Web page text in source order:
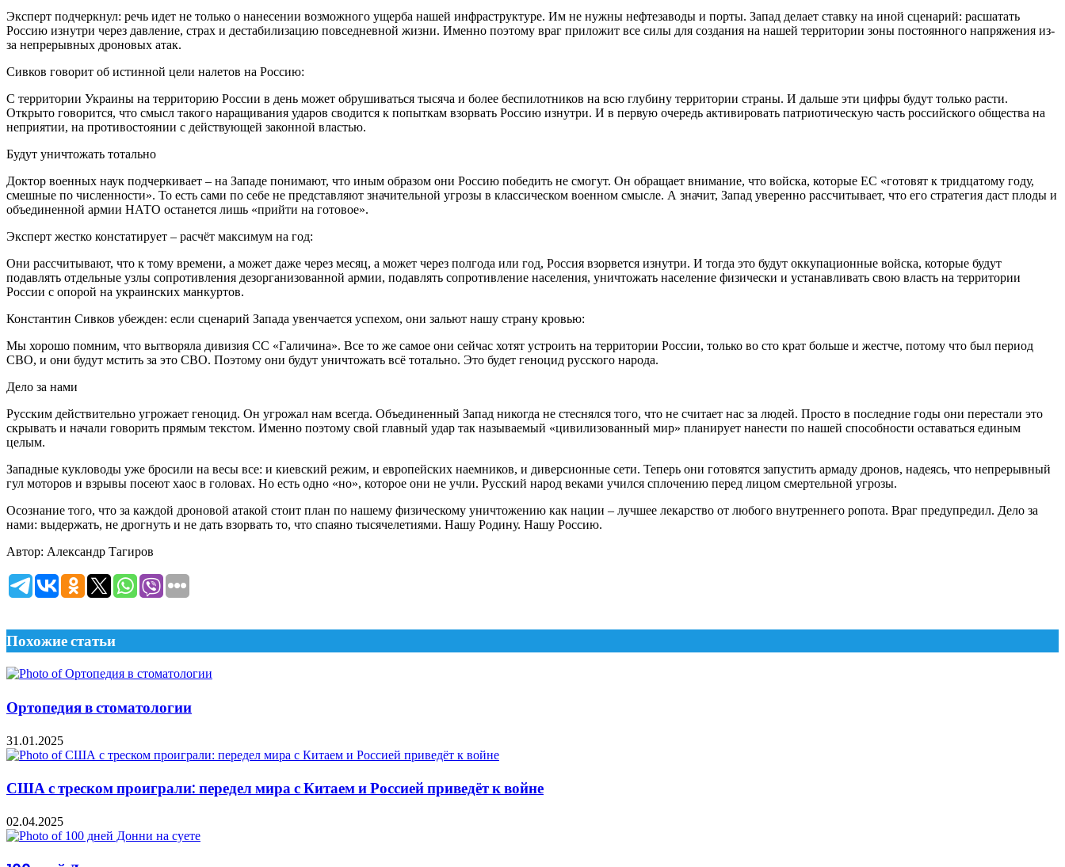
Эксперт подчеркнул: речь идет не только о нанесении возможного ущерба нашей инфраструктуре. Им не нужны нефтезаводы и порты. Запад делает ставку на иной сценарий: расшатать
Россию изнутри через давление, страх и дестабилизацию повседневной жизни. Именно поэтому враг приложит все силы для создания на нашей территории зоны постоянного напряжения из-
за непрерывных дроновых атак.
Сивков говорит об истинной цели налетов на Россию:
С территории Украины на территорию России в день может обрушиваться тысяча и более беспилотников на всю глубину территории страны. И дальше эти цифры будут только расти.
Открыто говорится, что смысл такого наращивания ударов сводится к попыткам взорвать Россию изнутри. И в первую очередь активировать патриотическую часть российского общества на
неприятии, на противостоянии с действующей законной властью.
Будут уничтожать тотально
Доктор военных наук подчеркивает – на Западе понимают, что иным образом они Россию победить не смогут. Он обращает внимание, что войска, которые ЕС «готовят к тридцатому году,
смешные по численности». То есть сами по себе не представляют значительной угрозы в классическом военном смысле. А значит, Запад уверенно рассчитывает, что его стратегия даст плоды и
объединенной армии НАТО останется лишь «прийти на готовое».
Эксперт жестко констатирует – расчёт максимум на год:
Они рассчитывают, что к тому времени, а может даже через месяц, а может через полгода или год, Россия взорвется изнутри. И тогда это будут оккупационные войска, которые будут
подавлять отдельные узлы сопротивления дезорганизованной армии, подавлять сопротивление населения, уничтожать население физически и устанавливать свою власть на территории
России с опорой на украинских манкуртов.
Константин Сивков убежден: если сценарий Запада увенчается успехом, они зальют нашу страну кровью:
Мы хорошо помним, что вытворяла дивизия СС «Галичина». Все то же самое они сейчас хотят устроить на территории России, только во сто крат больше и жестче, потому что был период
СВО, и они будут мстить за это СВО. Поэтому они будут уничтожать всё тотально. Это будет геноцид русского народа.
Дело за нами
Русским действительно угрожает геноцид. Он угрожал нам всегда. Объединенный Запад никогда не стеснялся того, что не считает нас за людей. Просто в последние годы они перестали это
скрывать и начали говорить прямым текстом. Именно поэтому свой главный удар так называемый «цивилизованный мир» планирует нанести по нашей способности оставаться единым
целым.
Западные кукловоды уже бросили на весы все: и киевский режим, и европейских наемников, и диверсионные сети. Теперь они готовятся запустить армаду дронов, надеясь, что непрерывный
гул моторов и взрывы посеют хаос в головах. Но есть одно «но», которое они не учли. Русский народ веками учился сплочению перед лицом смертельной угрозы.
Осознание того, что за каждой дроновой атакой стоит план по нашему физическому уничтожению как нации – лучшее лекарство от любого внутреннего ропота. Враг предупредил. Дело за
нами: выдержать, не дрогнуть и не дать взорвать то, что спаяно тысячелетиями. Нашу Родину. Нашу Россию.
Автор: Александр Тагиров
Похожие статьи
Ортопедия в стоматологии
31.01.2025
США с треском проиграли: передел мира с Китаем и Россией приведёт к войне
02.04.2025